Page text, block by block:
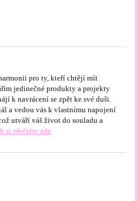
pro ty, kteří chtějí mít
jedinečné produkty a projekty
k navrácení se zpět ke své duši.
a vedou vás k vlastnímu napojení
utváří váš život do souladu a
si přečtěte zde